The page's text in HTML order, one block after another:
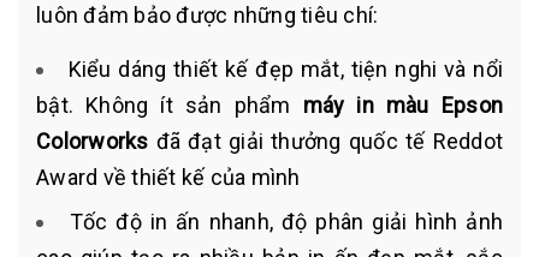
luôn đảm bảo được những tiêu chí:
Kiểu dáng thiết kế đẹp mắt, tiện nghi và nổi
bật. Không ít sản phẩm máy in màu Epson
Colorworks đã đạt giải thưởng quốc tế Reddot
Award về thiết kế của mình
Tốc độ in ấn nhanh, độ phân giải hình ảnh